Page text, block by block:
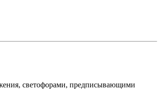
светофорами, предписывающими